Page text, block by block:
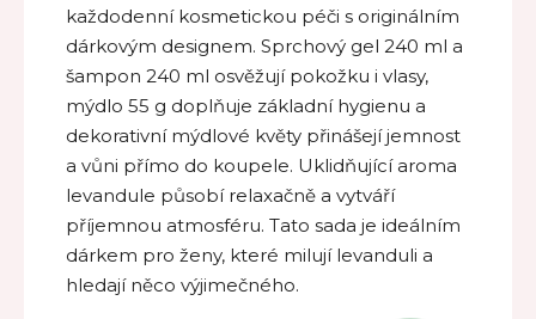
každodenní kosmetickou péči s originálním
dárkovým designem. Sprchový gel 240 ml a
šampon 240 ml osvěžují pokožku i vlasy,
mýdlo 55 g doplňuje základní hygienu a
dekorativní mýdlové květy přinášejí jemnost
a vůni přímo do koupele. Uklidňující aroma
levandule působí relaxačně a vytváří
příjemnou atmosféru. Tato sada je ideálním
dárkem pro ženy, které milují levanduli a
hledají něco výjimečného.